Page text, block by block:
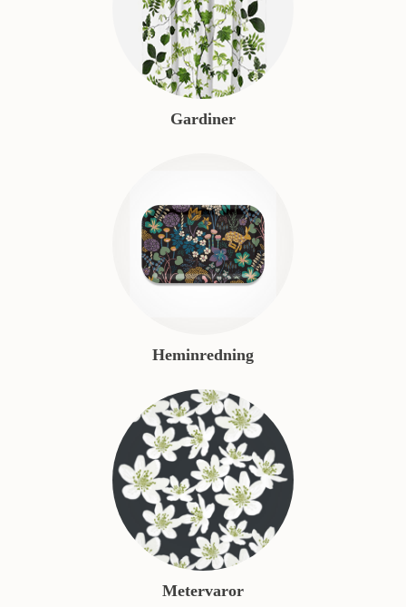
Gardiner
Heminredning
Metervaror